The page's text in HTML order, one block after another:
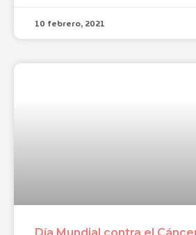
10 febrero, 2021